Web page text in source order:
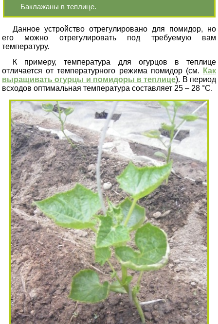
Баклажаны в теплице.
Данное устройство отрегулировано для помидор, но
его можно отрегулировать под требуемую вам
температуру.
К примеру, температура для огурцов в теплице
отличается от температурного режима помидор (см.
Как
выращивать огурцы и помидоры в теплице). В период
всходов оптимальная температура составляет 25 – 28 °С.